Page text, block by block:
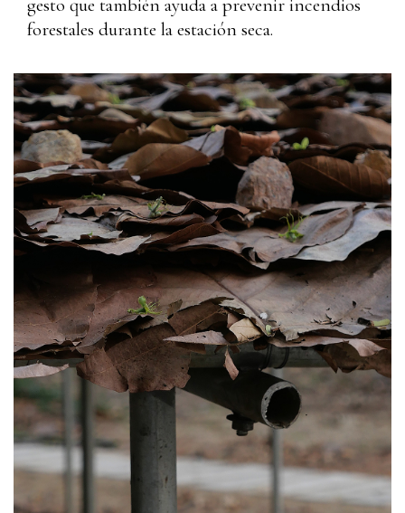
gesto que también ayuda a prevenir incendios
forestales durante la estación seca.